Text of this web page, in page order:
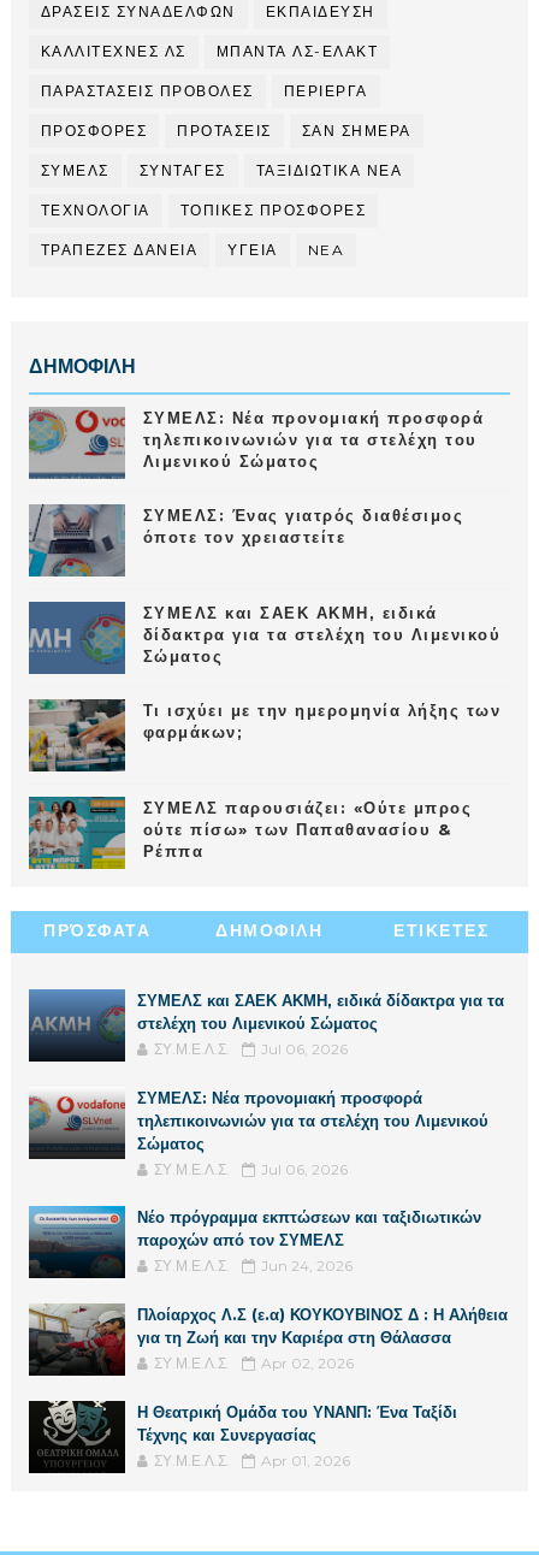
ΔΡΑΣΕΙΣ ΣΥΝΑΔΕΛΦΩΝ ΕΚΠΑΙΔΕΥΣΗ
ΚΑΛΛΙΤΕΧΝΕΣ ΛΣ ΜΠΑΝΤΑ ΛΣ-ΕΛΑΚΤ
ΠΑΡΑΣΤΑΣΕΙΣ ΠΡΟΒΟΛΕΣ ΠΕΡΙΕΡΓΑ
ΠΡΟΣΦΟΡΕΣ ΠΡΟΤΑΣΕΙΣ ΣΑΝ ΣΗΜΕΡΑ
ΣΥΜΕΛΣ ΣΥΝΤΑΓΕΣ ΤΑΞΙΔΙΩΤΙΚΑ ΝΕΑ
ΤΕΧΝΟΛΟΓΙΑ ΤΟΠΙΚΕΣ ΠΡΟΣΦΟΡΕΣ
ΤΡΑΠΕΖΕΣ ΔΑΝΕΙΑ ΥΓΕΙΑ NEA
ΔΗΜΟΦΙΛΗ
ΣΥΜΕΛΣ: Νέα προνομιακή προσφορά
τηλεπικοινωνιών για τα στελέχη του
Λιμενικού Σώματος
ΣΥΜΕΛΣ: Ένας γιατρός διαθέσιμος
όποτε τον χρειαστείτε
ΣΥΜΕΛΣ και ΣΑΕΚ ΑΚΜΗ, ειδικά
δίδακτρα για τα στελέχη του Λιμενικού
Σώματος
Τι ισχύει με την ημερομηνία λήξης των
φαρμάκων;
ΣΥΜΕΛΣ παρουσιάζει: «Ούτε μπρος
ούτε πίσω» των Παπαθανασίου &
Ρέππα
ΠΡΌΣΦΑΤΑ ΔΗΜΟΦΙΛΗ ΕΤΙΚΕΤΕΣ
ΣΥΜΕΛΣ και ΣΑΕΚ ΑΚΜΗ, ειδικά δίδακτρα για τα
στελέχη του Λιμενικού Σώματος
ΣΥ.Μ.Ε.Λ.Σ. Jul 06, 2026
ΣΥΜΕΛΣ: Νέα προνομιακή προσφορά
τηλεπικοινωνιών για τα στελέχη του Λιμενικού
Σώματος
ΣΥ.Μ.Ε.Λ.Σ. Jul 06, 2026
Νέο πρόγραμμα εκπτώσεων και ταξιδιωτικών
παροχών από τον ΣΥΜΕΛΣ
ΣΥ.Μ.Ε.Λ.Σ. Jun 24, 2026
Πλοίαρχος Λ.Σ (ε.α) ΚΟΥΚΟΥΒΙΝΟΣ Δ : Η Αλήθεια
για τη Ζωή και την Καριέρα στη Θάλασσα
ΣΥ.Μ.Ε.Λ.Σ. Apr 02, 2026
Η Θεατρική Ομάδα του ΥΝΑΝΠ: Ένα Ταξίδι
Τέχνης και Συνεργασίας
ΣΥ.Μ.Ε.Λ.Σ. Apr 01, 2026